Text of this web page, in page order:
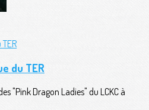
du TER
"Pink Dragon Ladies" du LCKC à